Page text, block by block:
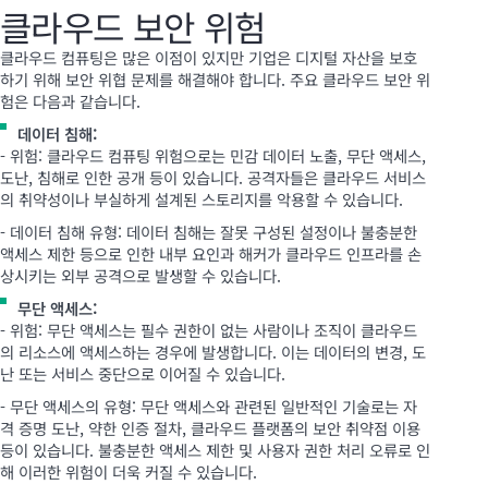
클라우드 보안 위험
클라우드 컴퓨팅은 많은 이점이 있지만 기업은 디지털 자산을 보호
하기 위해 보안 위협 문제를 해결해야 합니다. 주요 클라우드 보안 위
험은 다음과 같습니다.
데이터 침해:
- 위험: 클라우드 컴퓨팅 위험으로는 민감 데이터 노출, 무단 액세스,
도난, 침해로 인한 공개 등이 있습니다. 공격자들은 클라우드 서비스
의 취약성이나 부실하게 설계된 스토리지를 악용할 수 있습니다.
- 데이터 침해 유형: 데이터 침해는 잘못 구성된 설정이나 불충분한
액세스 제한 등으로 인한 내부 요인과 해커가 클라우드 인프라를 손
상시키는 외부 공격으로 발생할 수 있습니다.
무단 액세스:
- 위험: 무단 액세스는 필수 권한이 없는 사람이나 조직이 클라우드
의 리소스에 액세스하는 경우에 발생합니다. 이는 데이터의 변경, 도
난 또는 서비스 중단으로 이어질 수 있습니다.
- 무단 액세스의 유형: 무단 액세스와 관련된 일반적인 기술로는 자
격 증명 도난, 약한 인증 절차, 클라우드 플랫폼의 보안 취약점 이용
등이 있습니다. 불충분한 액세스 제한 및 사용자 권한 처리 오류로 인
해 이러한 위험이 더욱 커질 수 있습니다.